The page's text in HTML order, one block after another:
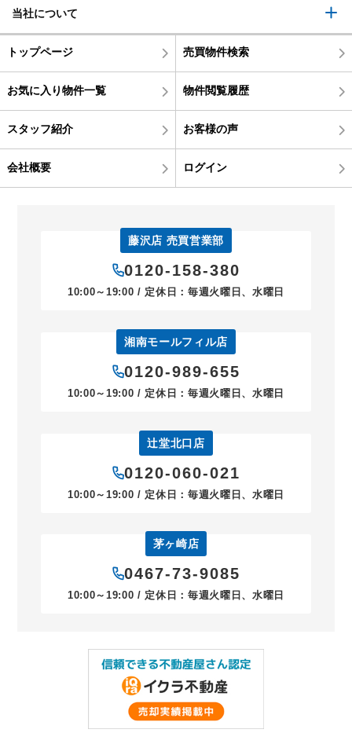
当社について
トップページ 売買物件検索
お気に入り物件一覧 物件閲覧履歴
スタッフ紹介 お客様の声
会社概要 ログイン
藤沢店 売買営業部
0120-158-380
10:00～19:00 / 定休日：毎週火曜日、水曜日
湘南モールフィル店
0120-989-655
10:00～19:00 / 定休日：毎週火曜日、水曜日
辻堂北口店
0120-060-021
10:00～19:00 / 定休日：毎週火曜日、水曜日
茅ヶ崎店
0467-73-9085
10:00～19:00 / 定休日：毎週火曜日、水曜日